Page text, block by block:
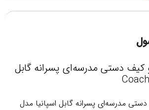
کیف دستی مدرسه‌ای پسرانه گابل
مدرسه‌ای پسرانه گابل اسپانیا مدل